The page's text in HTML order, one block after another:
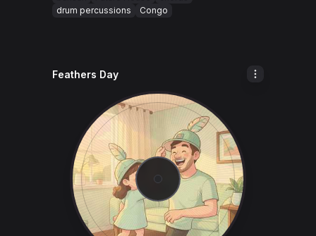
drum percussions
Congo
Feathers Day